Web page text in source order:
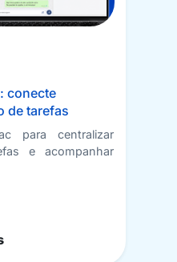
conecte
de tarefas
para centralizar
e acompanhar